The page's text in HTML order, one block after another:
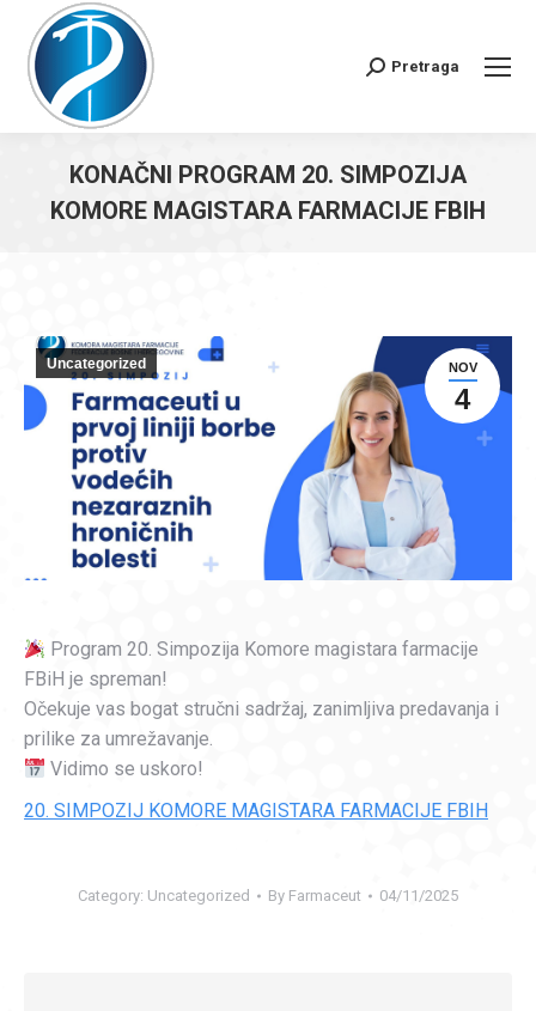
Search:
Pretraga
KONAČNI PROGRAM 20. SIMPOZIJA
KOMORE MAGISTARA FARMACIJE FBIH
NOV
4
Uncategorized
Program 20. Simpozija Komore magistara farmacije
FBiH je spreman!
Očekuje vas bogat stručni sadržaj, zanimljiva predavanja i
prilike za umrežavanje.
Vidimo se uskoro!
20. SIMPOZIJ KOMORE MAGISTARA FARMACIJE FBIH
Category: Uncategorized By Farmaceut 04/11/2025